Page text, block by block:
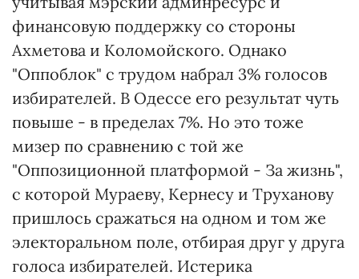
финансовую поддержку со стороны
Ахметова и Коломойского. Однако
"Оппоблок" с трудом набрал 3% голосов
избирателей. В Одессе его результат чуть
повыше - в пределах 7%. Но это тоже
мизер по сравнению с той же
"Оппозиционной платформой - За жизнь",
с которой Мураеву, Кернесу и Труханову
пришлось сражаться на одном и том же
электоральном поле, отбирая друг у друга
голоса избирателей. Истерика